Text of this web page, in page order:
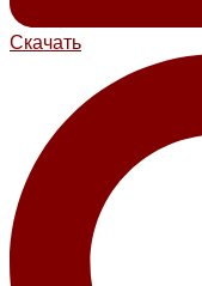
Скачать